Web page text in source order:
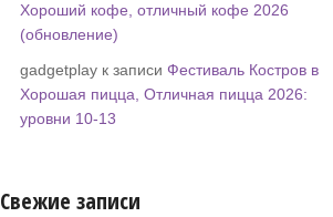
Хороший кофе, отличный кофе 2026
(обновление)
gadgetplay к записи Фестиваль Костров в
Хорошая пицца, Отличная пицца 2026:
уровни 10-13
Свежие записи